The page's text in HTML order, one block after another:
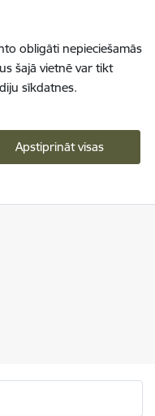
obligāti nepieciešamās
šajā vietnē var tikt
sīkdatnes.
Apstiprināt visas